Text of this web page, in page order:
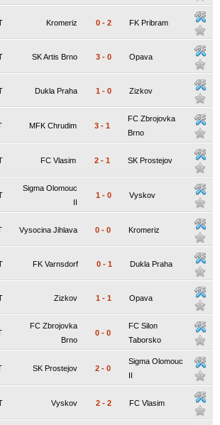
Kromeriz 0 - 2 FK Pribram
SK Artis Brno 3 - 0 Opava
Dukla Praha 1 - 0 Zizkov
MFK Chrudim 3 - 1
FC Zbrojovka
Brno
FC Vlasim 2 - 1 SK Prostejov
Sigma Olomouc
II
1 - 0 Vyskov
Vysocina Jihlava 0 - 0 Kromeriz
FK Varnsdorf 0 - 1 Dukla Praha
Zizkov 1 - 1 Opava
FC Zbrojovka
Brno
0 - 0
FC Silon
Taborsko
SK Prostejov 2 - 0
Sigma Olomouc
II
Vyskov 2 - 2 FC Vlasim